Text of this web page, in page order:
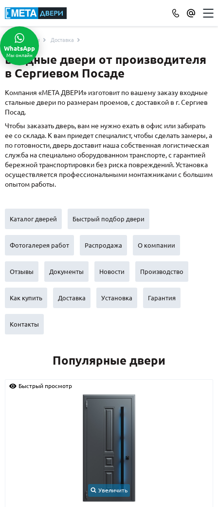
КАТАЛОГ ДВЕРЕЙ
ПО ОТДЕЛКЕ
МДФ(865)
Порошковое напыление
Ламинат(21)
Массив
МДФ наборный(58)
С зеркалом(13)
С выдавленным рисунком(35)
С металлобагетом
С геометрическим рисунком(46)
С реечным дизайном(29)
ПО НАЗНАЧЕНИЮ
ПО ОСОБЕННОСТЯМ
ПО КОНСТРУКЦИИ
Популярные двери
Двери со скидкой
ДВЕРИ С ТЕРМОРАЗРЫВОМ
Услуги Доставка
Входные двери от производителя
в Сергиевом Посаде
Компания «МЕТА ДВЕРИ» изготовит по вашему заказу входные
стальные двери по размерам проемов, с доставкой в г. Сергиев
Посад.
Чтобы заказать дверь, вам не нужно ехать в офис или забирать
ее со склада. К вам приедет специалист, чтобы сделать замеры, а
по готовности, дверь доставит наша собственная логистическая
служба на специально оборудованном транспорте, с гарантией
бережной транспортировки без риска повреждений. Установка
осуществляется профессиональными монтажниками с большим
опытом работы.
Каталог дверей Быстрый подбор двери
Фотогалерея работ Распродажа О компании
Отзывы Документы Новости Производство
Как купить Доставка Установка Гарантия
Контакты
Популярные двери
Быстрый просмотр
Увеличить
WhatsApp
Мы онлайн